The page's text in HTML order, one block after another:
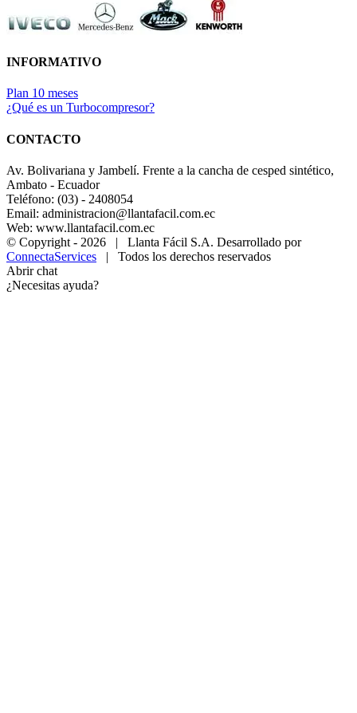
INFORMATIVO
Plan 10 meses
¿Qué es un Turbocompresor?
CONTACTO
Av. Bolivariana y Jambelí. Frente a la cancha de cesped sintético,
Ambato - Ecuador
Teléfono: (03) - 2408054
Email: administracion@llantafacil.com.ec
Web: www.llantafacil.com.ec
© Copyright - 2026 | Llanta Fácil S.A. Desarrollado por
ConnectaServices | Todos los derechos reservados
Abrir chat
¿Necesitas ayuda?